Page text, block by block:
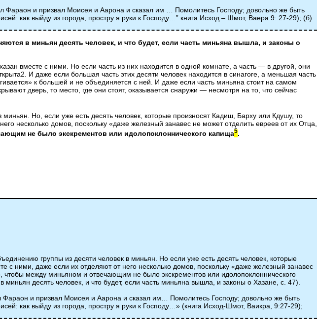
Фараон и призвал Моисея и Аарона и сказал им … Помолитесь Господу; довольно же быть
как выйду из города, простру я руки к Господу…” книга Исход – Шмот, Ваера 9: 27-29); (б)
в миньян десять человек, и что будет, если часть миньяна вышла, и законы о
вместе с ними. Но если часть из них находится в одной комнате, а часть — в другой, они
И даже если большая часть этих десяти человек находится в синагоге, а меньшая часть
к большей и не объединяется с ней. И даже если часть миньяна стоит на самом
дверь, то место, где они стоят, оказывается снаружи — несмотря на то, что сейчас
Но, если уже есть десять человек, которые произносят Кадиш, Барху или Кдушу, то
несколько домов, поскольку «даже железный занавес не может отделить евреев от их Отца,
не было экскрементов или идолопоклоннического капища5.
группы из десяти человек в миньян. Но если уже есть десять человек, которые
с ними, даже если их отделяют от него несколько домов, поскольку «даже железный занавес
между миньяном и отвечающим не было экскрементов или идолопоклоннического
десять человек, и что будет, если часть миньяна вышла, и законы о Хазане, с. 47).
и призвал Моисея и Аарона и сказал им… Помолитесь Господу; довольно же быть
как выйду из города, простру я руки к Господу…» (книга Исход-Шмот, Ваикра, 9:27-29);